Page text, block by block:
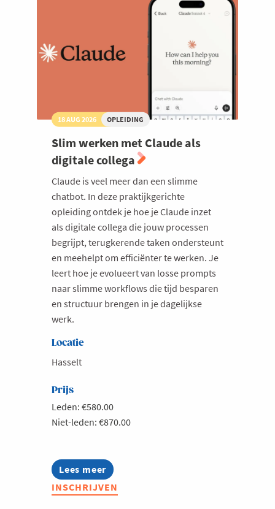
18 AUG 2026 OPLEIDING
Slim werken met Claude als
digitale collega
Claude is veel meer dan een slimme
chatbot. In deze praktijkgerichte
opleiding ontdek je hoe je Claude inzet
als digitale collega die jouw processen
begrijpt, terugkerende taken ondersteunt
en meehelpt om efficiënter te werken. Je
leert hoe je evolueert van losse prompts
naar slimme workflows die tijd besparen
en structuur brengen in je dagelijkse
werk.
Locatie
Hasselt
Prijs
Leden: €580.00
Niet-leden: €870.00
Lees meer
about
Slim
werken
INSCHRIJVEN